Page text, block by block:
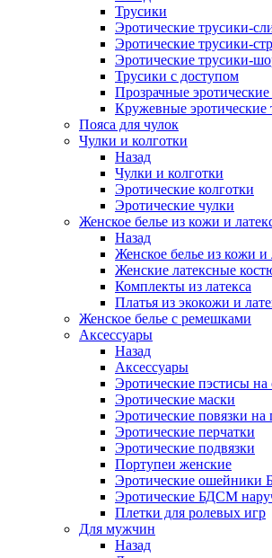
Трусики
Эротические трусики-
Эротические трусики-
Эротические трусики-
Трусики с доступом
Прозрачные
Кружевные эротические
Пояса для чулок
Чулки и колготки
Назад
Чулки и колготки
Эротические колготки
Эротические чулки
Женское белье из кожи и
Назад
Женское белье из кожи и
Женские латексные
Комплекты из латекса
Платья из экокожи и
Женское белье с ремешками
Аксессуары
Назад
Аксессуары
Эротические пэстисы на
Эротические маски
Эротические повязки на
Эротические перчатки
Эротические подвязки
Портупеи женские
Эротические
Эротические БДСМ
Плетки для ролевых игр
Для мужчин
Назад